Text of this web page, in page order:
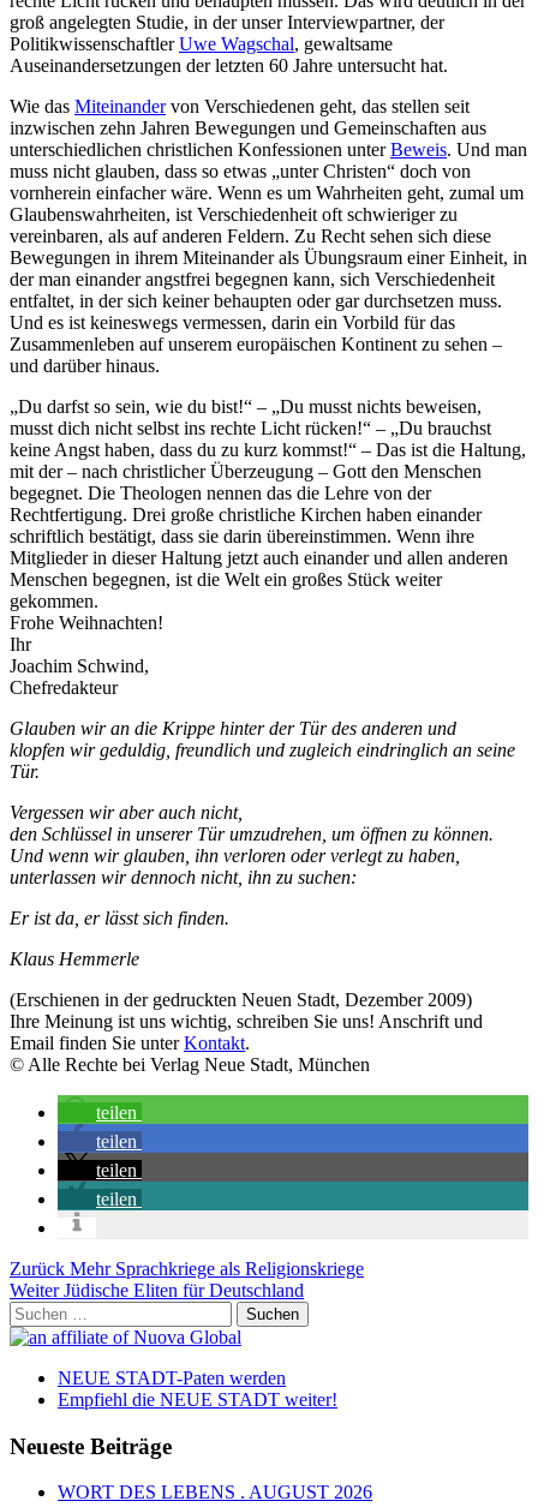
groß angelegten Studie, in der unser Interviewpartner, der
PolitikwissenschaftlerUwe Wagschal, gewaltsame
Auseinandersetzungen der letzten 60 Jahre untersucht hat.
Wie das Miteinandervon Verschiedenen geht, das stellen seit
inzwischen zehn Jahren Bewegungen und Gemeinschaften aus
unterschiedlichen christlichen Konfessionen unterBeweis. Und man
muss nicht glauben, dass so etwas „unter Christen“ doch von
vornherein einfacher wäre. Wenn es um Wahrheiten geht, zumal um
Glaubenswahrheiten, ist Verschiedenheit oft schwieriger zu
vereinbaren, als auf anderen Feldern. Zu Recht sehen sich diese
Bewegungen in ihrem Miteinander als Übungsraum einer Einheit, in
der man einander angstfrei begegnen kann, sich Verschiedenheit
entfaltet, in der sich keiner behaupten oder gar durchsetzen muss.
Und es ist keineswegs vermessen, darin ein Vorbild für das
Zusammenleben auf unserem europäischen Kontinent zu sehen –
und darüber hinaus.
„Du darfst so sein, wie du bist!“ – „Du musst nichts beweisen,
musst dich nicht selbst ins rechte Licht rücken!“ – „Du brauchst
keine Angst haben, dass du zu kurz kommst!“ – Das ist die Haltung,
mit der – nach christlicher Überzeugung – Gott den Menschen
begegnet. Die Theologen nennen das die Lehre von der
Rechtfertigung. Drei große christliche Kirchen haben einander
schriftlich bestätigt, dass sie darin übereinstimmen. Wenn ihre
Mitglieder in dieser Haltung jetzt auch einander und allen anderen
Menschen begegnen, ist die Welt ein großes Stück weiter
gekommen.
Frohe Weihnachten!
Ihr
Joachim Schwind,
Chefredakteur
Glauben wir an die Krippe hinter der Tür des anderen und
klopfen wir geduldig, freundlich und zugleich eindringlich an seine
Tür.
Vergessen wir aber auch nicht,
den Schlüssel in unserer Tür umzudrehen, um öffnen zu können.
Und wenn wir glauben, ihn verloren oder verlegt zu haben,
unterlassen wir dennoch nicht, ihn zu suchen:
Er ist da, er lässt sich finden.
Klaus Hemmerle
(Erschienen in der gedruckten Neuen Stadt, Dezember 2009)
Ihre Meinung ist uns wichtig, schreiben Sie uns! Anschrift und
Email finden Sie unterKontakt.
© Alle Rechte bei Verlag Neue Stadt, München
teilen
teilen
teilen
teilen
Beitragsnavigation
Vorheriger
Beitrag
Zurück Mehr Sprachkriege als Religionskriege
Nächster
Beitrag
Weiter Jüdische Eliten für Deutschland
Suchen
nach:
NEUE STADT-Paten werden
Empfiehl die NEUE STADT weiter!
Neueste Beiträge
WORT DES LEBENS . AUGUST 2026